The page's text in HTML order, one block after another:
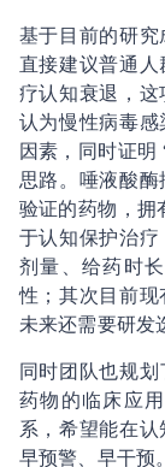
基于目前的研
直接建议普通
疗认知衰退，
认为慢性病毒
因素，同时证明
思路。唾液酸
验证的药物，拥
于认知保护治
剂量、给药时
性；其次目前现
未来还需要研发
同时团队也规
药物的临床应
系，希望能在
早预警、早干预。